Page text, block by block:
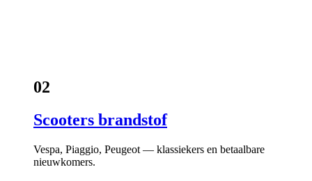
02
Scooters brandstof
Vespa, Piaggio, Peugeot — klassiekers en betaalbare
nieuwkomers.